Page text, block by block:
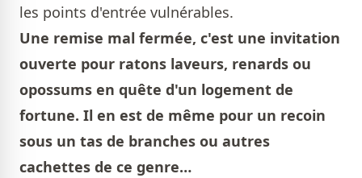
les points d'entrée vulnérables.
Une remise mal fermée, c'est une invitation
ouverte pour ratons laveurs, renards ou
opossums en quête d'un logement de
fortune. Il en est de même pour un recoin
sous un tas de branches ou autres
cachettes de ce genre…